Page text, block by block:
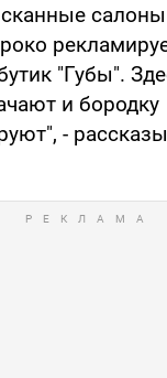
"Губы".
и бородку
-